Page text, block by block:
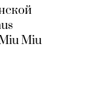
Miu